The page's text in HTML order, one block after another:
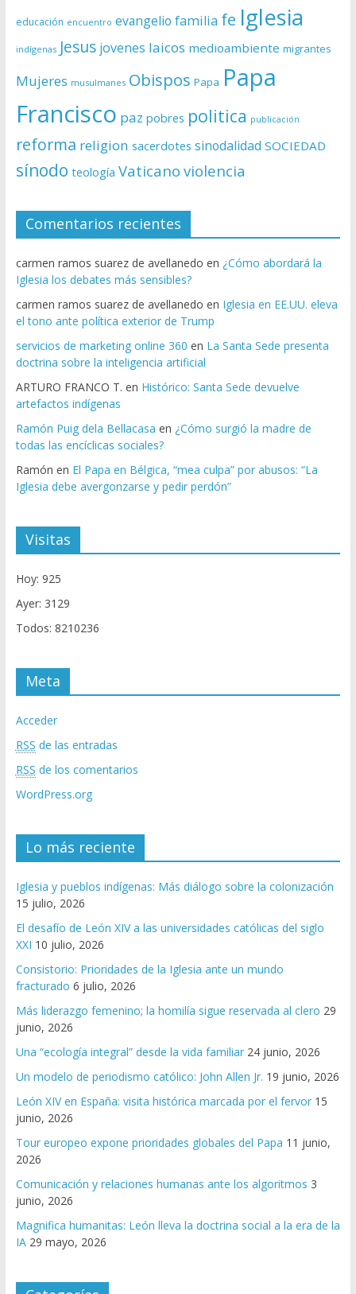
educación encuentro evangelio familia fe Iglesia
indígenas Jesus jovenes laicos medioambiente migrantes
Mujeres musulmanes Obispos Papa Papa
Francisco paz pobres politica publicación
reforma religion sacerdotes sinodalidad SOCIEDAD
sínodo teología Vaticano violencia
Comentarios recientes
carmen ramos suarez de avellanedo en ¿Cómo abordará la
Iglesia los debates más sensibles?
carmen ramos suarez de avellanedo en Iglesia en EE.UU. eleva
el tono ante política exterior de Trump
servicios de marketing online 360 en La Santa Sede presenta
doctrina sobre la inteligencia artificial
ARTURO FRANCO T. en Histórico: Santa Sede devuelve
artefactos indígenas
Ramón Puig dela Bellacasa en ¿Cómo surgió la madre de
todas las encíclicas sociales?
Ramón en El Papa en Bélgica, “mea culpa” por abusos: “La
Iglesia debe avergonzarse y pedir perdón”
Visitas
Hoy: 925
Ayer: 3129
Todos: 8210236
Meta
Acceder
RSS de las entradas
RSS de los comentarios
WordPress.org
Lo más reciente
Iglesia y pueblos indígenas: Más diálogo sobre la colonización
15 julio, 2026
El desafío de León XIV a las universidades católicas del siglo
XXI 10 julio, 2026
Consistorio: Prioridades de la Iglesia ante un mundo
fracturado 6 julio, 2026
Más liderazgo femenino; la homilía sigue reservada al clero 29
junio, 2026
Una “ecología integral” desde la vida familiar 24 junio, 2026
Un modelo de periodismo católico: John Allen Jr. 19 junio, 2026
León XIV en España: visita histórica marcada por el fervor 15
junio, 2026
Tour europeo expone prioridades globales del Papa 11 junio,
2026
Comunicación y relaciones humanas ante los algoritmos 3
junio, 2026
Magnifica humanitas: León lleva la doctrina social a la era de la
IA 29 mayo, 2026